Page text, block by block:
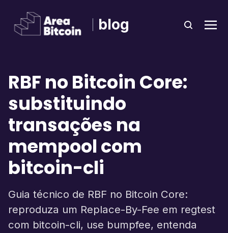
blog
RBF no Bitcoin Core:
substituindo
transações na
mempool com
bitcoin-cli
Guia técnico de RBF no Bitcoin Core:
reproduza um Replace-By-Fee em regtest
com bitcoin-cli, use bumpfee, entenda